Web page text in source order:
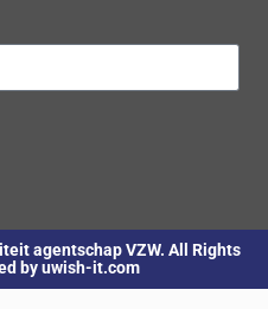
agentschap VZW. All Rights
by uwish-it.com